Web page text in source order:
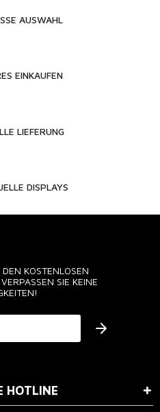
AUSWAHL
EINKAUFEN
LIEFERUNG
DISPLAYS
KOSTENLOSEN
SIE KEINE
HOTLINE